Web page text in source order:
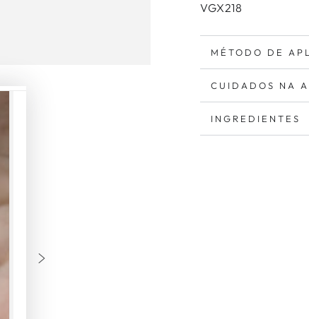
VGX218
MÉTODO DE
CUIDADOS NA
INGREDIENTES